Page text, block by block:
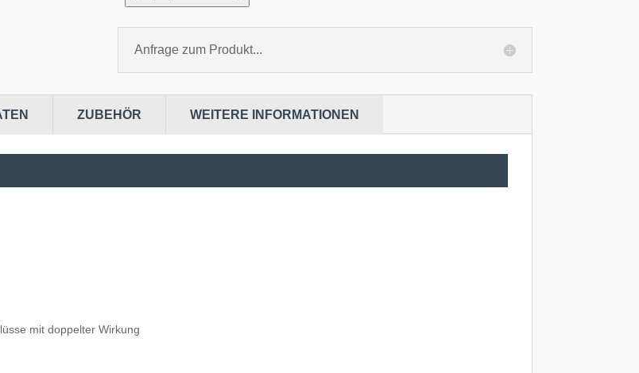
Anfrage zum Produkt...
ZUBEHÖR WEITERE INFORMATIONEN
mit doppelter Wirkung